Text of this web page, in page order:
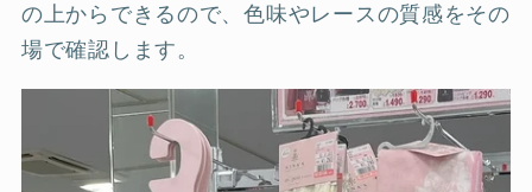
の上からできるので、色味やレースの質感をその
場で確認します。